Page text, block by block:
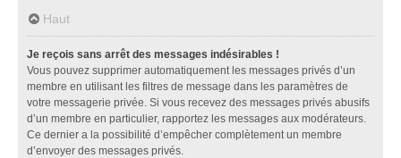
Haut
Je reçois sans arrêt des messages indésirables !
Vous pouvez supprimer automatiquement les messages privés d’un
membre en utilisant les filtres de message dans les paramètres de
votre messagerie privée. Si vous recevez des messages privés abusifs
d’un membre en particulier, rapportez les messages aux modérateurs.
Ce dernier a la possibilité d’empêcher complètement un membre
d’envoyer des messages privés.